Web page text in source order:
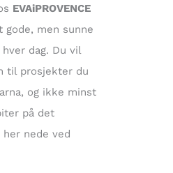
EVAiPROVENCE
men sunne
dag. Du vil
til prosjekter du
og ikke minst
på det
nede ved